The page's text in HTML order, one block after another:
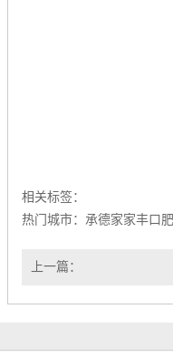
相关标签：
热门城市： 承德家家丰口肥
上一篇：